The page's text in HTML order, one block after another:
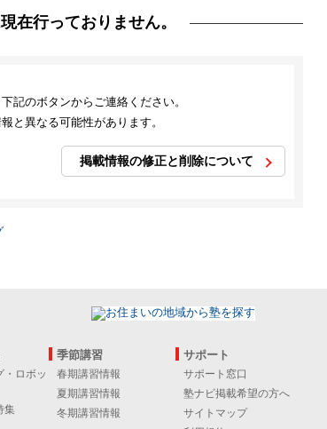
在行っておりません。
記のボタンからご連絡ください。
と異なる可能性があります。
掲載情報の修正と削除について
・ロボッ
集
季節講習
春期講習情報
夏期講習情報
冬期講習情報
サポート
サポート窓口
塾ナビ掲載希望の方へ
サイトマップ